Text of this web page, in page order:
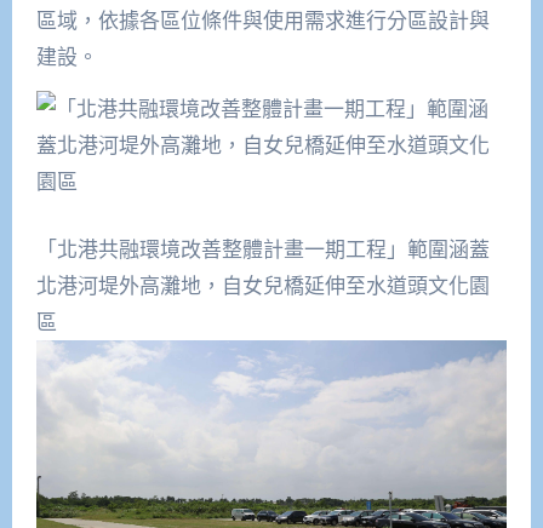
區域，依據各區位條件與使用需求進行分區設計與
建設。
「北港共融環境改善整體計畫一期工程」範圍涵蓋
北港河堤外高灘地，自女兒橋延伸至水道頭文化園
區